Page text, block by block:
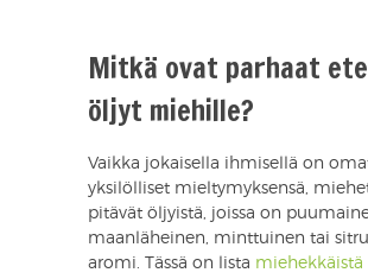
Mitkä ovat parhaat
öljyt miehille?
Vaikka jokaisella ihmisellä on
yksilölliset mieltymyksensä,
pitävät öljyistä, joissa on
maanläheinen, minttuinen tai
aromi. Tässä on lista miehekkäistä